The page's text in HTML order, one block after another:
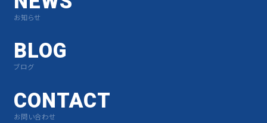
お知らせ
BLOG
ブログ
CONTACT
お問い合わせ